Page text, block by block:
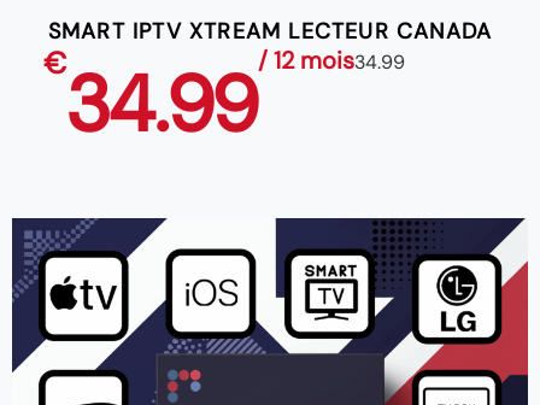
SMART IPTV XTREAM LECTEUR CANADA
€34.99/ 12 mois34.99